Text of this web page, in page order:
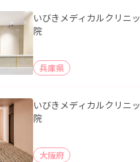
いびきメディカルクリニ
院
兵庫県
いびきメディカルクリニ
院
大阪府